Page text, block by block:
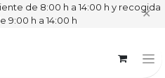
de 8:00 h a 14:00 h y recogida
9:00 h a 14:00 h
✕